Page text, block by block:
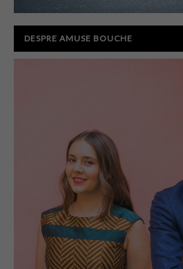
DESPRE AMUSE BOUCHE